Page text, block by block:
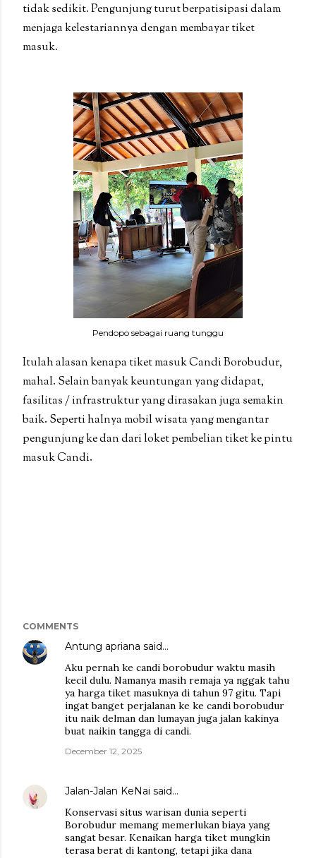
tidak sedikit. Pengunjung turut berpatisipasi dalam
menjaga kelestariannya dengan membayar tiket
masuk.
Pendopo sebagai ruang tunggu
Itulah alasan kenapa tiket masuk Candi Borobudur,
mahal. Selain banyak keuntungan yang didapat,
fasilitas / infrastruktur yang dirasakan juga semakin
baik. Seperti halnya mobil wisata yang mengantar
pengunjung ke dan dari loket pembelian tiket ke pintu
masuk Candi.
COMMENTS
Antung apriana said…
Aku pernah ke candi borobudur waktu masih
kecil dulu. Namanya masih remaja ya nggak tahu
ya harga tiket masuknya di tahun 97 gitu. Tapi
ingat banget perjalanan ke ke candi borobudur
itu naik delman dan lumayan juga jalan kakinya
buat naikin tangga di candi.
December 12, 2025
Jalan-Jalan KeNai said…
Konservasi situs warisan dunia seperti
Borobudur memang memerlukan biaya yang
sangat besar. Kenaikan harga tiket mungkin
terasa berat di kantong, tetapi jika dana